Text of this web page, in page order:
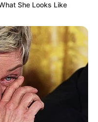
She Looks Like